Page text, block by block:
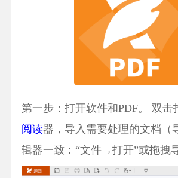
第一步：打开软件和PDF。 双击
阅读器，导入需要处理的文档（
辑器一致：“文件→打开”或拖拽